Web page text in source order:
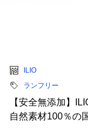
ILIO
ランフリー
【安全無添加】
自然素材100％の